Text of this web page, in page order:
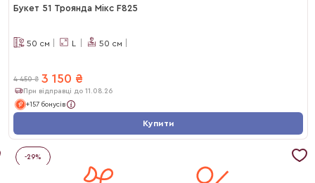
Букет 51 Троянда Мікс F825
50 см L 50 см
4 450 ₴ 3 150 ₴
При відправці до 11.08.26
+157 бонусів
Купити
-29%